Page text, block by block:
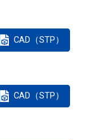
CAD（STP）
CAD（STP）